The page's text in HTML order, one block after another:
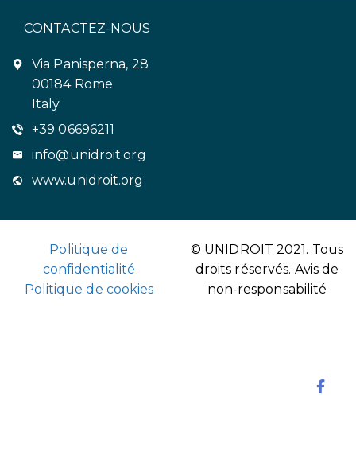
CONTACTEZ-NOUS
Via Panisperna, 28
00184 Rome
Italy
+39 06696211
info@unidroit.org
www.unidroit.org
Politique de
confidentialité
Politique de cookies
© UNIDROIT 2021. Tous
droits réservés. Avis de
non-responsabilité